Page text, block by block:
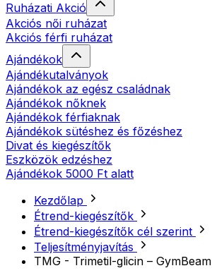
Ruházati Akció
Akciós női ruházat
Akciós férfi ruházat
Ajándékok
Ajándékutalványok
Ajándékok az egész családnak
Ajándékok nőknek
Ajándékok férfiaknak
Ajándékok sütéshez és főzéshez
Divat és kiegészítők
Eszközök edzéshez
Ajándékok 5000 Ft alatt
Kezdőlap
Étrend-kiegészítők
Étrend-kiegészítők cél szerint
Teljesítményjavítás
TMG - Trimetil-glicin – GymBeam